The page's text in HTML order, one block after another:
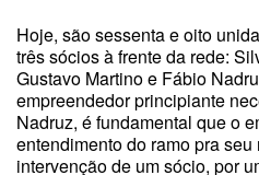
Hoje, são sessenta e oito
três sócios à frente da rede:
Gustavo Martino e Fábio
empreendedor principiante
Nadruz, é fundamental que o
entendimento do ramo pra
intervenção de um sócio, por